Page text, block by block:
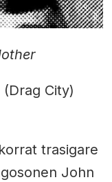
(Drag City)
trasigare
John